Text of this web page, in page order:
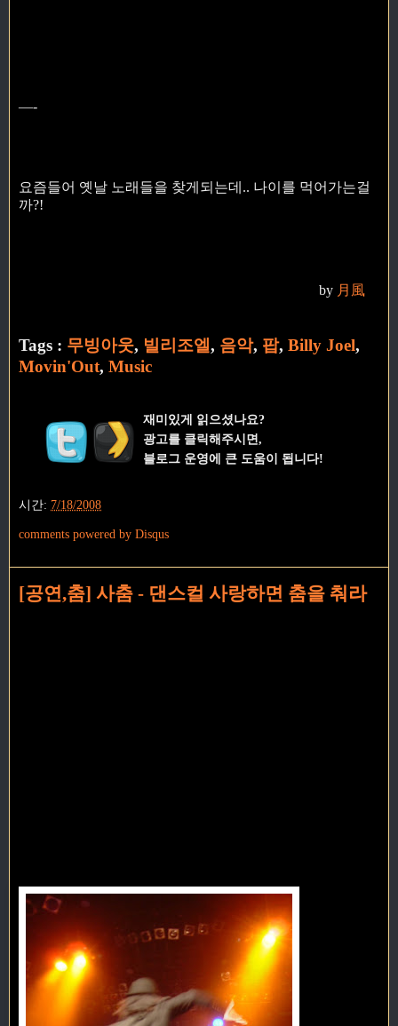
—-
요즘들어 옛날 노래들을 찾게되는데.. 나이를 먹어가는걸
까?!
by 月風
Tags : 무빙아웃, 빌리조엘, 음악, 팝, Billy Joel,
Movin'Out, Music
재미있게 읽으셨나요?
광고를 클릭해주시면,
블로그 운영에 큰 도움이 됩니다!
시간: 7/18/2008
comments powered by Disqus
[공연,춤] 사춤 - 댄스컬 사랑하면 춤을 춰라